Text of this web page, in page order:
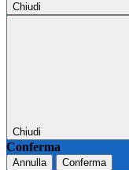
Chiudi
Chiudi
Conferma
Annulla Conferma